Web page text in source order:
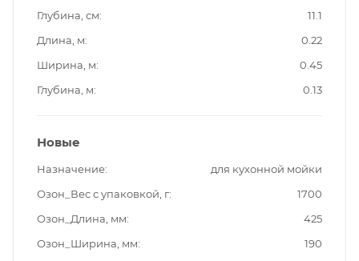
Глубина, см
11.1
Длина, м
0.22
Ширина, м
0.45
Глубина, м
0.13
Новые
Назначение
для кухонной мойки
Озон_Вес с упаковкой, г
1700
Озон_Длина, мм
425
Озон_Ширина, мм
190